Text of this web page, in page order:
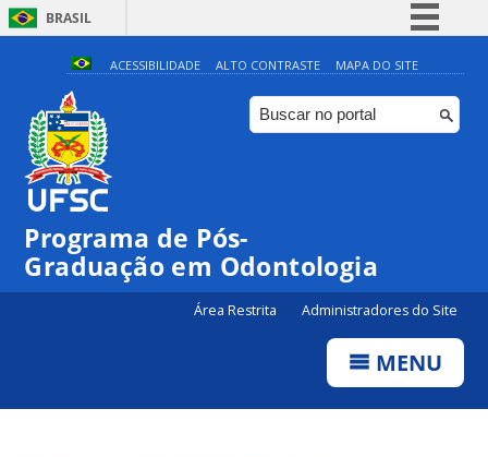
BRASIL
Simplifique!
Comunica BR
Participe
ACESSIBILIDADE ALTO CONTRASTE MAPA DO SITE
Programa de Pós-
Graduação em Odontologia
Área Restrita Administradores do Site
MENU